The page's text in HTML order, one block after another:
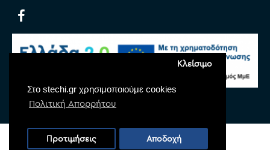
Στο stechi.gr χρησιμοποιούμε cookies
Πολιτική Απορρήτου
Κλείσιμο
Προτιμήσεις Αποδοχή
Copyright © 2022 Stechi, All Rights Reserved
Powered by
Monoware Web